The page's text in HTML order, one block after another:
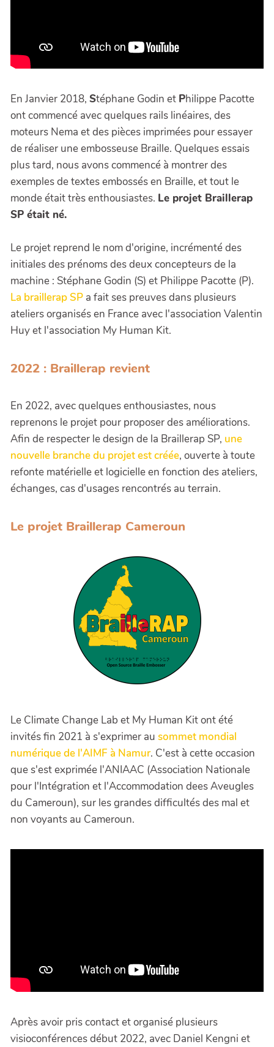
En Janvier 2018, Stéphane Godin et Philippe Pacotte
ont commencé avec quelques rails linéaires, des
moteurs Nema et des pièces imprimées pour essayer
de réaliser une embosseuse Braille. Quelques essais
plus tard, nous avons commencé à montrer des
exemples de textes embossés en Braille, et tout le
monde était très enthousiastes. Le projet Braillerap
SP était né.
Le projet reprend le nom d'origine, incrémenté des
initiales des prénoms des deux concepteurs de la
machine : Stéphane Godin (S) et Philippe Pacotte (P).
La braillerap SP a fait ses preuves dans plusieurs
ateliers organisés en France avec l'association Valentin
Huy et l'association My Human Kit.
2022 : Braillerap revient
En 2022, avec quelques enthousiastes, nous
reprenons le projet pour proposer des améliorations.
Afin de respecter le design de la Braillerap SP, une
nouvelle branche du projet est créée, ouverte à toute
refonte matérielle et logicielle en fonction des ateliers,
échanges, cas d'usages rencontrés au terrain.
Le projet Braillerap Cameroun
Le Climate Change Lab et My Human Kit ont été
invités fin 2021 à s'exprimer au sommet mondial
numérique de l'AIMF à Namur. C'est à cette occasion
que s'est exprimée l'ANIAAC (Association Nationale
pour l'Intégration et l'Accommodation dees Aveugles
du Cameroun), sur les grandes difficultés des mal et
non voyants au Cameroun.
Après avoir pris contact et organisé plusieurs
visioconférences début 2022, avec Daniel Kengni et